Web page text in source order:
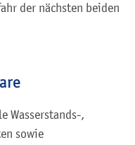
der nächsten beiden
Wasserstands-,
sowie